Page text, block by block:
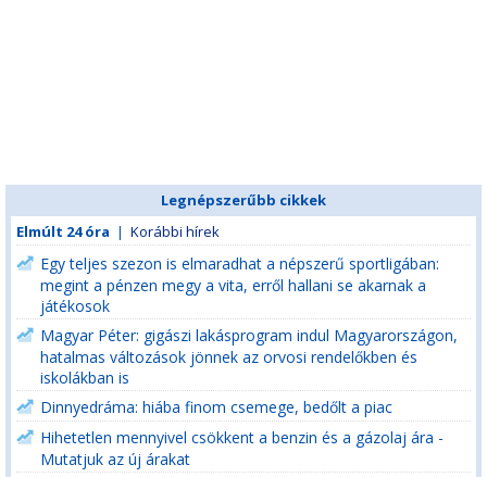
Legnépszerűbb cikkek
Elmúlt 24 óra | Korábbi hírek
Egy teljes szezon is elmaradhat a népszerű sportligában:
megint a pénzen megy a vita, erről hallani se akarnak a
játékosok
Magyar Péter: gigászi lakásprogram indul Magyarországon,
hatalmas változások jönnek az orvosi rendelőkben és
iskolákban is
Dinnyedráma: hiába finom csemege, bedőlt a piac
Hihetetlen mennyivel csökkent a benzin és a gázolaj ára -
Mutatjuk az új árakat